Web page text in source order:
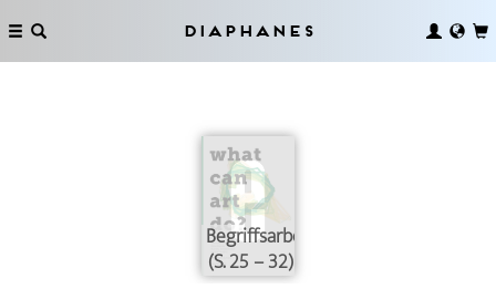
Diaphanes
Begriffsarbeit
(S. 25 – 32)